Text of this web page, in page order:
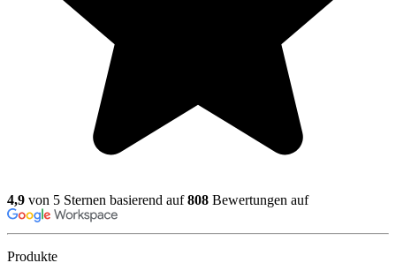
4,9 von 5 Sternen basierend auf808 Bewertungen auf
Produkte